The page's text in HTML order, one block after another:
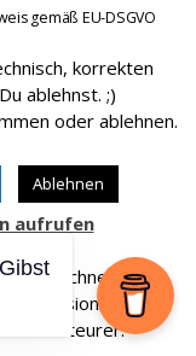
gemäß EU-DSGVO
korrekten
ablehnst. ;)
oder ablehnen.
Ablehnen
aufrufen
Provision.
nicht teurer.